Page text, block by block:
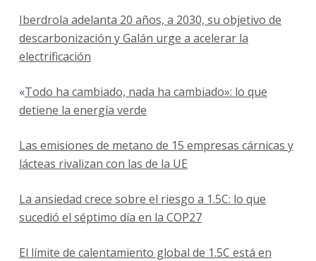
Iberdrola adelanta 20 años, a 2030, su objetivo de
descarbonización y Galán urge a acelerar la
electrificación
«Todo ha cambiado, nada ha cambiado»: lo que
detiene la energía verde
Las emisiones de metano de 15 empresas cárnicas y
lácteas rivalizan con las de la UE
La ansiedad crece sobre el riesgo a 1.5C: lo que
sucedió el séptimo día en la COP27
El límite de calentamiento global de 1.5C está en